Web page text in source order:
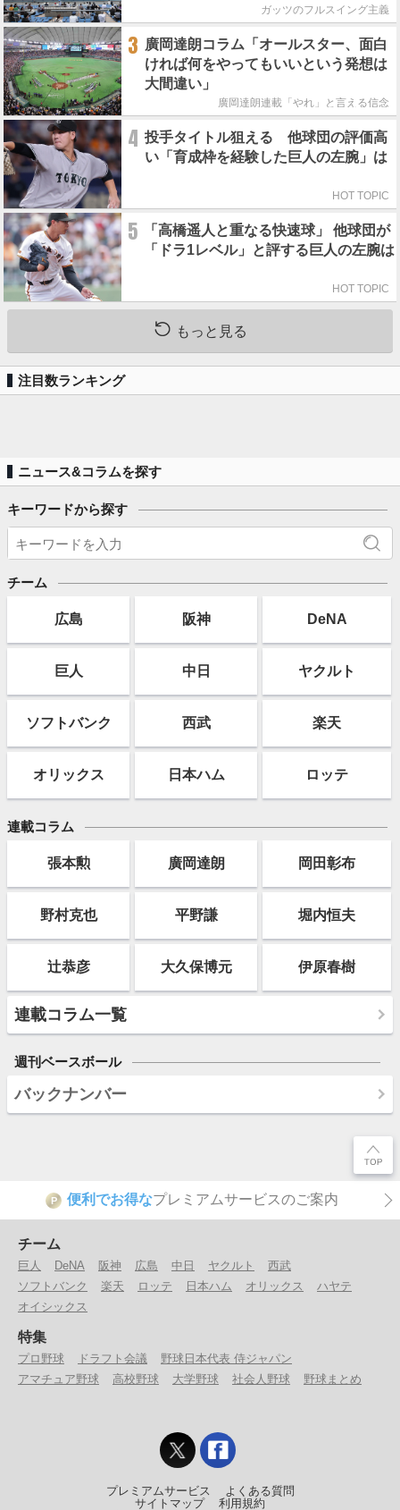
ガッツのフルスイング主義
3 廣岡達朗コラム「オールスター、面白
ければ何をやってもいいという発想は
大間違い」
廣岡達朗連載「やれ」と言える信念
4 投手タイトル狙える 他球団の評価高
い「育成枠を経験した巨人の左腕」は
HOT TOPIC
5
「高橋遥人と重なる快速球」 他球団が
「ドラ1レベル」と評する巨人の左腕は
HOT TOPIC
もっと見る
注目数ランキング
ニュース&コラムを探す
キーワードから探す
チーム
広島 阪神 DeNA
巨人 中日 ヤクルト
ソフトバンク 西武 楽天
オリックス 日本ハム ロッテ
連載コラム
張本勲 廣岡達朗 岡田彰布
野村克也 平野謙 堀内恒夫
辻恭彦 大久保博元 伊原春樹
連載コラム一覧
週刊ベースボール
バックナンバー
P 便利でお得なプレミアムサービスのご案内
チーム
巨人 DeNA 阪神 広島 中日 ヤクルト
西武
ソフトバンク
楽天 ロッテ 日本ハム オリックス
ハヤテ
オイシックス
特集
プロ野球 ドラフト会議
野球日本代表 侍ジャパン
アマチュア野球
高校野球 大学野球 社会人野球 野球まとめ
プレミアムサービス
よくある質問
サイトマップ
利用規約